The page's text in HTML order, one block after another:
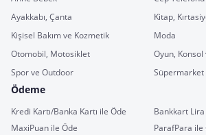
Ayakkabı, Çanta
Kitap,
Kişisel Bakım ve Kozmetik
Moda
Otomobil, Motosiklet
Oyun,
Spor ve Outdoor
Süpermarket
Ödeme
Kredi Kartı/Banka Kartı ile Öde
Bankkart
MaxiPuan ile Öde
ParafPara ile